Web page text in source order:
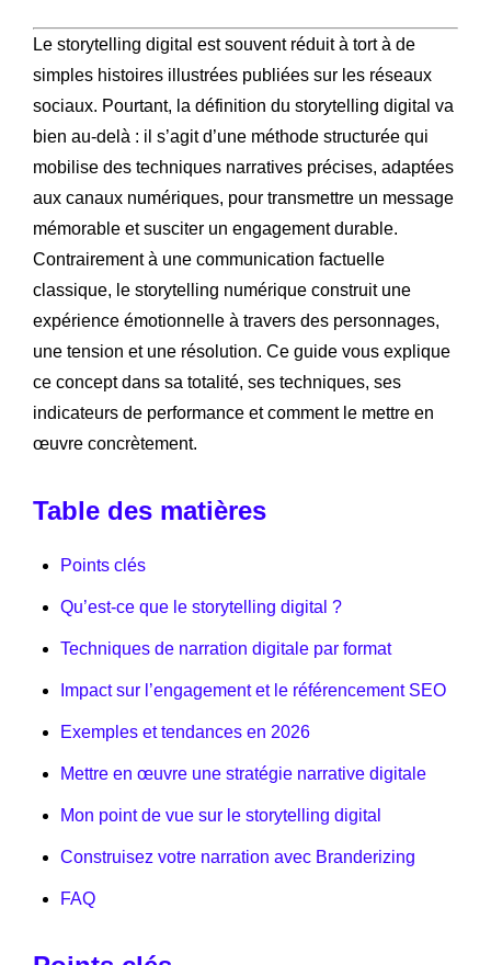
Le storytelling digital est souvent réduit à tort à de
simples histoires illustrées publiées sur les réseaux
sociaux. Pourtant, la définition du storytelling digital va
bien au-delà : il s’agit d’une méthode structurée qui
mobilise des techniques narratives précises, adaptées
aux canaux numériques, pour transmettre un message
mémorable et susciter un engagement durable.
Contrairement à une communication factuelle
classique, le storytelling numérique construit une
expérience émotionnelle à travers des personnages,
une tension et une résolution. Ce guide vous explique
ce concept dans sa totalité, ses techniques, ses
indicateurs de performance et comment le mettre en
œuvre concrètement.
Table des matières
Points clés
Qu’est-ce que le storytelling digital ?
Techniques de narration digitale par format
Impact sur l’engagement et le référencement SEO
Exemples et tendances en 2026
Mettre en œuvre une stratégie narrative digitale
Mon point de vue sur le storytelling digital
Construisez votre narration avec Branderizing
FAQ